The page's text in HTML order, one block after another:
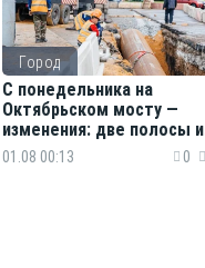
Город
С понедельника на
Октябрьском мосту —
изменения: две полосы и
новые маршруты
01.08 00:13 0